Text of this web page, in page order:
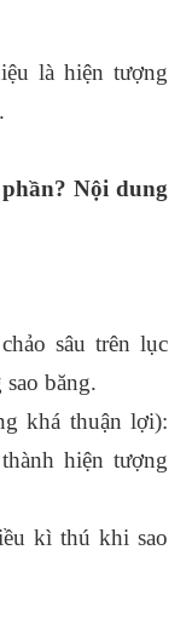
là hiện tượng
Nội dung
sâu trên lục
băng.
khá thuận lợi):
hiện tượng
kì thú khi sao